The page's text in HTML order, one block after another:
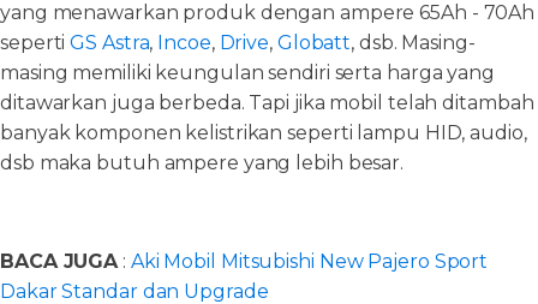
yang menawarkan produk dengan ampere 65Ah - 70Ah
sepertiGS Astra, Incoe, Drive, Globatt, dsb. Masing-
masing memiliki keungulan sendiri serta harga yang
ditawarkan juga berbeda. Tapi jika mobil telah ditambah
banyak komponen kelistrikan seperti lampu HID, audio,
dsb maka butuh ampere yang lebih besar.
BACA JUGA: Aki Mobil Mitsubishi New Pajero Sport
Dakar Standar dan Upgrade